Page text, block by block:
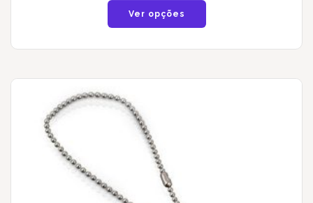
Ver opções